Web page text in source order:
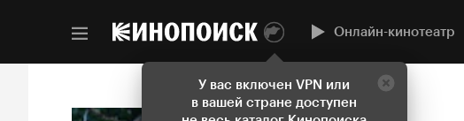
У вас включен VPN или
в вашей стране доступен
Онлайн-кинотеатр